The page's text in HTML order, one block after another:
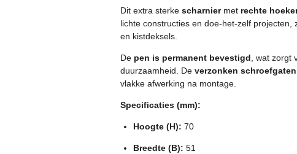
Dit extra sterke scharniermet rechte
lichte constructies en doe-het-zelf projecten,
en kistdeksels.
De pen is permanent bevestigd , wat
duurzaamheid. De verzonken schroefgaten
vlakke afwerking na montage.
Specificaties (mm):
Hoogte (H): 70
Breedte (B): 51